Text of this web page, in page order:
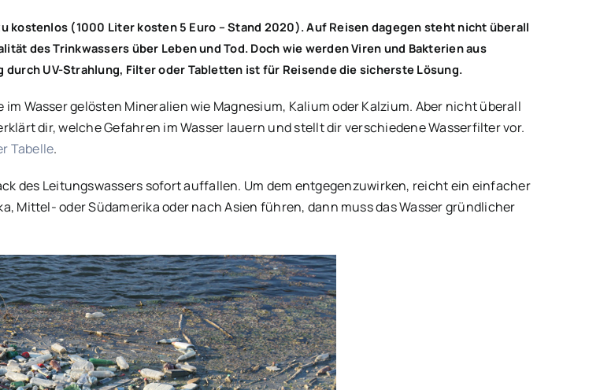
kostenlos (1000 Liter kosten 5 Euro – Stand 2020). Auf Reisen dagegen steht nicht überall
des Trinkwassers über Leben und Tod. Doch wie werden Viren und Bakterien aus
UV-Strahlung, Filter oder Tabletten ist für Reisende die sicherste Lösung.
Wasser gelösten Mineralien wie Magnesium, Kalium oder Kalzium. Aber nicht überall
dir, welche Gefahren im Wasser lauern und stellt dir verschiedene Wasserfilter vor.
Tabelle.
des Leitungswassers sofort auffallen. Um dem entgegenzuwirken, reicht ein einfacher
Mittel- oder Südamerika oder nach Asien führen, dann muss das Wasser gründlicher